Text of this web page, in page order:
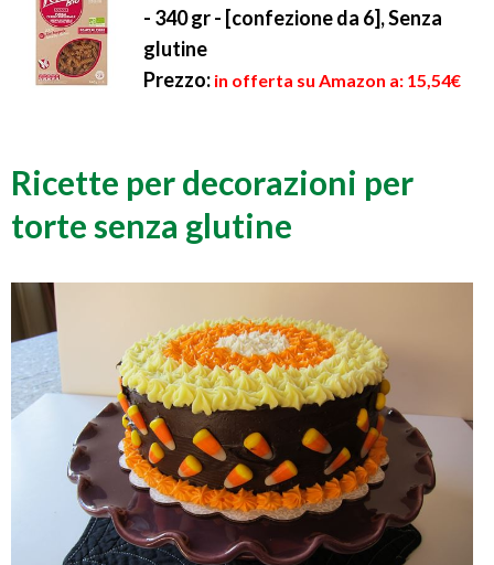
- 340 gr - [confezione da 6], Senza
glutine
Prezzo: in offerta su Amazon a: 15,54€
Ricette per decorazioni per
torte senza glutine